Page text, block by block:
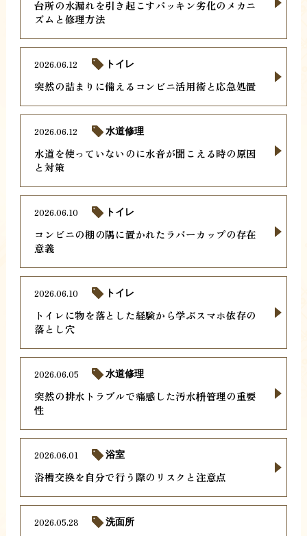
台所の水漏れを引き起こすパッキン劣化のメカニ
ズムと修理方法
突然の詰まりに備えるコンビニ活用術と応急処置
2026.06.12 トイレ
水道を使っていないのに水音が聞こえる時の原因
と対策
2026.06.12 水道修理
コンビニの棚の隅に置かれたラバーカップの存在
意義
2026.06.10 トイレ
トイレに物を落とした経験から学ぶスマホ依存の
落とし穴
2026.06.10 トイレ
突然の排水トラブルで痛感した汚水枡管理の重要
性
2026.06.05 水道修理
浴槽交換を自分で行う際のリスクと注意点
2026.06.01 浴室
2026.05.28 洗面所